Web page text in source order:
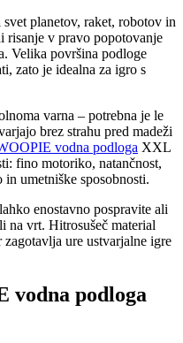
planetov, raket, robotov in
risanje v pravo popotovanje
Velika površina podloge
zato je idealna za igro s
varna – potrebna je le
brez strahu pred madeži
vodna podloga XXL
fino motoriko, natančnost,
umetniške sposobnosti.
enostavno pospravite ali
na vrt. Hitrosušeč material
ure ustvarjalne igre
vodna podloga